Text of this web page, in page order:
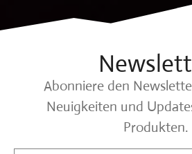
Abonniere den
Neuigkeiten und
Produkten.